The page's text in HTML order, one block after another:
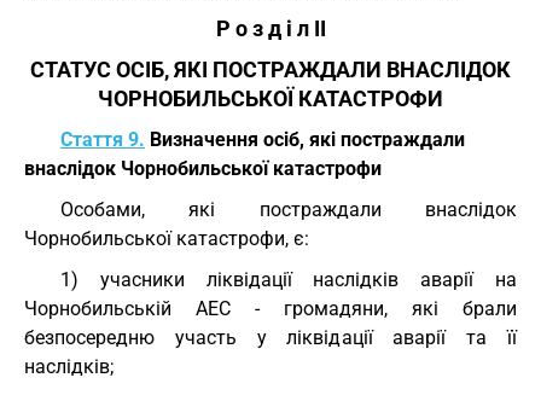
Р о з д і л II
СТАТУС ОСІБ, ЯКІ ПОСТРАЖДАЛИ ВНАСЛІДОК
ЧОРНОБИЛЬСЬКОЇ КАТАСТРОФИ
Стаття 9. Визначення осіб, які постраждали
внаслідок Чорнобильської катастрофи
Особами, які постраждали внаслідок
Чорнобильської катастрофи, є:
1) учасники ліквідації наслідків аварії на
Чорнобильській АЕС - громадяни, які брали
безпосередню участь у ліквідації аварії та її
наслідків;